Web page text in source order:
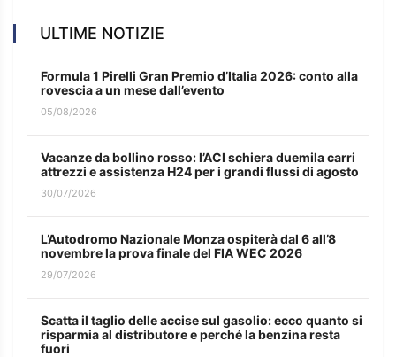
ULTIME NOTIZIE
Formula 1 Pirelli Gran Premio d’Italia 2026: conto alla
rovescia a un mese dall’evento
05/08/2026
Vacanze da bollino rosso: l’ACI schiera duemila carri
attrezzi e assistenza H24 per i grandi flussi di agosto
30/07/2026
L’Autodromo Nazionale Monza ospiterà dal 6 all’8
novembre la prova finale del FIA WEC 2026
29/07/2026
Scatta il taglio delle accise sul gasolio: ecco quanto si
risparmia al distributore e perché la benzina resta
fuori